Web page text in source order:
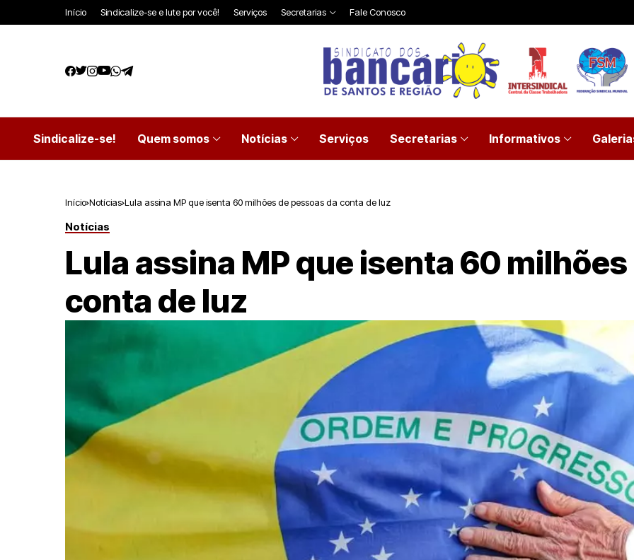
Início Sindicalize-se e lute por você! Serviços Secretarias Fale Conosco
Sindicalize-se! Quem somos Notícias Serviços Secretarias Informativos
Início Notícias Lula assina MP que isenta 60 milhões de pessoas da conta de luz
Notícias
Lula assina MP que isenta 60
conta de luz